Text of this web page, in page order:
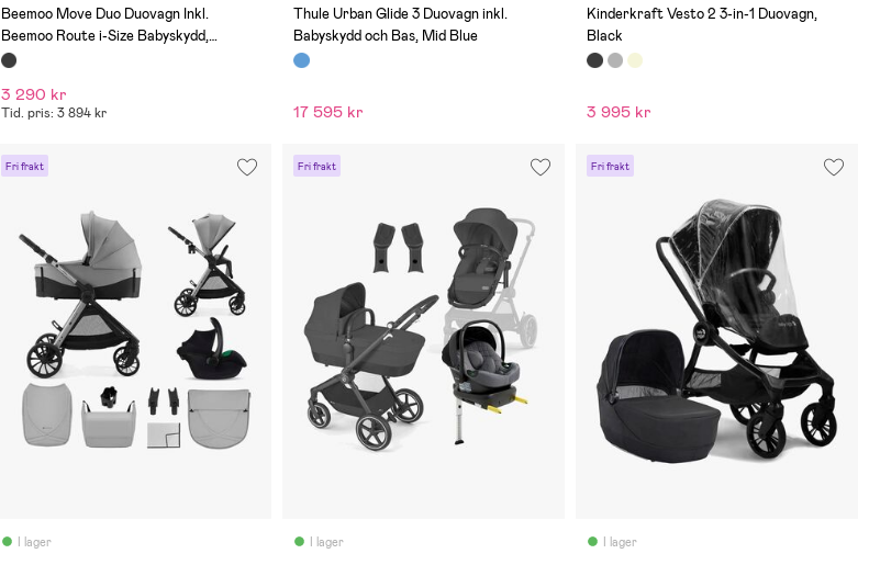
(0)
Beemoo Move Duo Duovagn Inkl.
Beemoo Route i-Size Babyskydd,
Black/Black Stone
3 290 kr
Tid. pris: 3 894 kr
(0)
Thule Urban Glide 3 Duovagn inkl.
Babyskydd och Bas, Mid Blue
17 595 kr
(0)
Kinderkraft Vesto 2 3-in-1 Duovagn,
Black
3 995 kr
Fri frakt
I lager
Fri frakt
I lager
Fri frakt
I lager